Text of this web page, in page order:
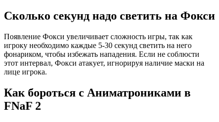
Сколько секунд надо светить на Фокси
Появление Фокси увеличивает сложность игры, так как
игроку необходимо каждые 5-30 секунд светить на него
фонариком, чтобы избежать нападения. Если не соблюсти
этот интервал, Фокси атакует, игнорируя наличие маски на
лице игрока.
Как бороться с Аниматрониками в
FNaF 2